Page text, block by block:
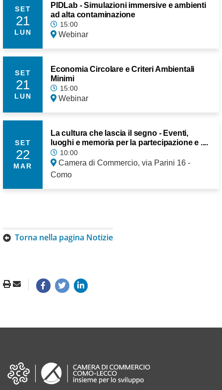
SET
21
LUN
PIDLab - Simulazioni immersive e ambienti
ad alta contaminazione
15:00
Webinar
SET
21
LUN
Economia Circolare e Criteri Ambientali
Minimi
15:00
Webinar
SET
22
MAR
La cultura che lascia il segno - Eventi,
luoghi e memoria per la partecipazione e ....
10:00
Camera di Commercio, via Parini 16 -
Como
Torna nella pagina Notizie